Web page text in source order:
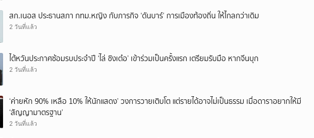
สก.เนอส ประธานสภา กทม.หญิง กับภารกิจ ‘ดันบาร์’ การเมืองท้องถิ่น ให้ไกลกว่าเดิม
2 วันที่แล้ว
ไต้หวันประกาศซ้อมรบประจำปี ‘ไล่ ชิงเต๋อ’ เข้าร่วมเป็นครั้งแรก เตรียมรับมือ หากจีนบุก
2 วันที่แล้ว
‘ค่ายหัก 90% เหลือ 10% ให้นักแสดง’ วงการวายเติบโต แต่รายได้อาจไม่เป็นธรรม เมื่อดาราอยากให้มี
‘สัญญามาตรฐาน’
2 วันที่แล้ว